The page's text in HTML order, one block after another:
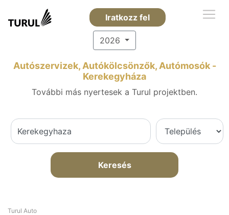
Iratkozz fel
2026
Autószervizek, Autókölcsönzők, Autómosók -
Kerekegyháza
További más nyertesek a Turul projektben.
Keresés
Turul Auto